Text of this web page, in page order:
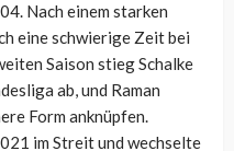
Nach einem starken
eine schwierige Zeit bei
Saison stieg Schalke
ab, und Raman
Form anknüpfen.
im Streit und wechselte